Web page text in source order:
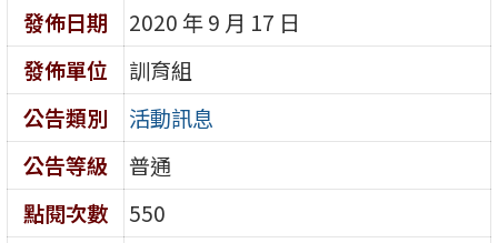
發佈日期
2020 年 9 月 17 日
發佈單位
訓育組
公告類別
活動訊息
公告等級
普通
點閱次數
550